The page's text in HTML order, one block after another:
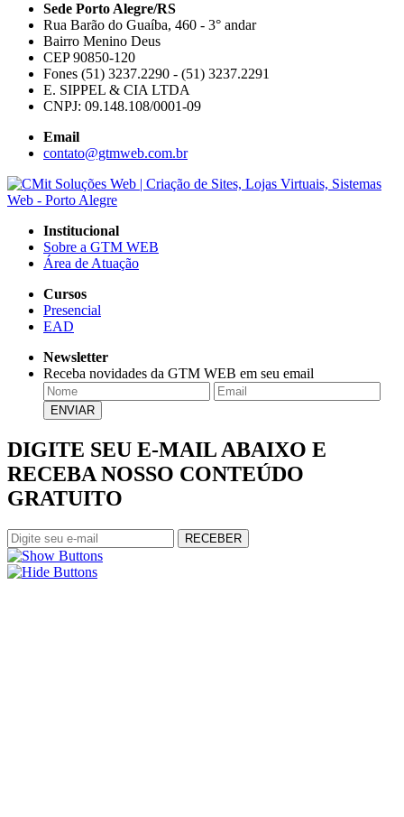
Sede Porto Alegre/RS
Rua Barão do Guaíba, 460 - 3° andar
Bairro Menino Deus
CEP 90850-120
Fones (51) 3237.2290 - (51) 3237.2291
E. SIPPEL & CIA LTDA
CNPJ: 09.148.108/0001-09
Email
contato@gtmweb.com.br
Institucional
Sobre a GTM WEB
Área de Atuação
Cursos
Presencial
EAD
Newsletter
Receba novidades da GTM WEB em seu email
DIGITE SEU E-MAIL ABAIXO E
RECEBA NOSSO CONTEÚDO
GRATUITO